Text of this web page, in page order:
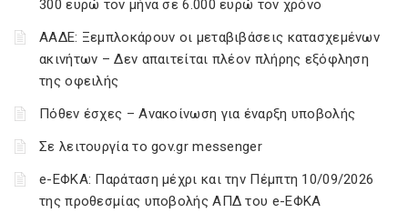
300 ευρώ τον μήνα σε 6.000 ευρώ τον χρόνο
ΑΑΔΕ: Ξεμπλοκάρουν οι μεταβιβάσεις κατασχεμένων
ακινήτων – Δεν απαιτείται πλέον πλήρης εξόφληση
της οφειλής
Πόθεν έσχες – Ανακοίνωση για έναρξη υποβολής
Σε λειτουργία το gov.gr messenger
e-ΕΦΚΑ: Παράταση μέχρι και την Πέμπτη 10/09/2026
της προθεσμίας υποβολής ΑΠΔ του e-ΕΦΚΑ